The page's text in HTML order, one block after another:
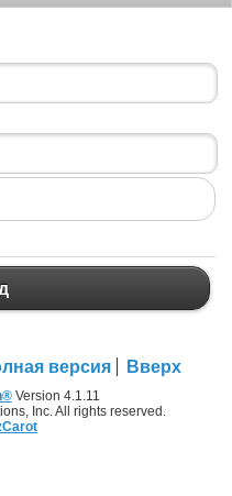
версия Вверх
Version 4.1.11
Inc. All rights reserved.